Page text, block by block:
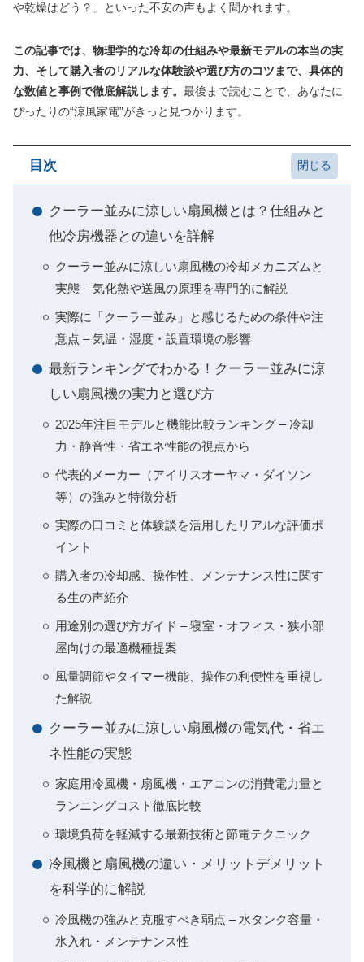
や乾燥はどう？」といった不安の声もよく聞かれます。
この記事では、物理学的な冷却の仕組みや最新モデルの本当の実
力、そして購入者のリアルな体験談や選び方のコツまで、具体的
な数値と事例で徹底解説します。 最後まで読むことで、あなたに
ぴったりの“涼風家電”がきっと見つかります。
目次
クーラー並みに涼しい扇風機とは？仕組みと
他冷房機器との違いを詳解
クーラー並みに涼しい扇風機の冷却メカニズムと
実態 – 気化熱や送風の原理を専門的に解説
実際に「クーラー並み」と感じるための条件や注
意点 – 気温・湿度・設置環境の影響
最新ランキングでわかる！クーラー並みに涼
しい扇風機の実力と選び方
2025年注目モデルと機能比較ランキング – 冷却
力・静音性・省エネ性能の視点から
代表的メーカー（アイリスオーヤマ・ダイソン
等）の強みと特徴分析
実際の口コミと体験談を活用したリアルな評価ポ
イント
購入者の冷却感、操作性、メンテナンス性に関す
る生の声紹介
用途別の選び方ガイド – 寝室・オフィス・狭小部
屋向けの最適機種提案
風量調節やタイマー機能、操作の利便性を重視し
た解説
クーラー並みに涼しい扇風機の電気代・省エ
ネ性能の実態
家庭用冷風機・扇風機・エアコンの消費電力量と
ランニングコスト徹底比較
環境負荷を軽減する最新技術と節電テクニック
冷風機と扇風機の違い・メリットデメリット
を科学的に解説
冷風機の強みと克服すべき弱点 – 水タンク容量・
氷入れ・メンテナンス性